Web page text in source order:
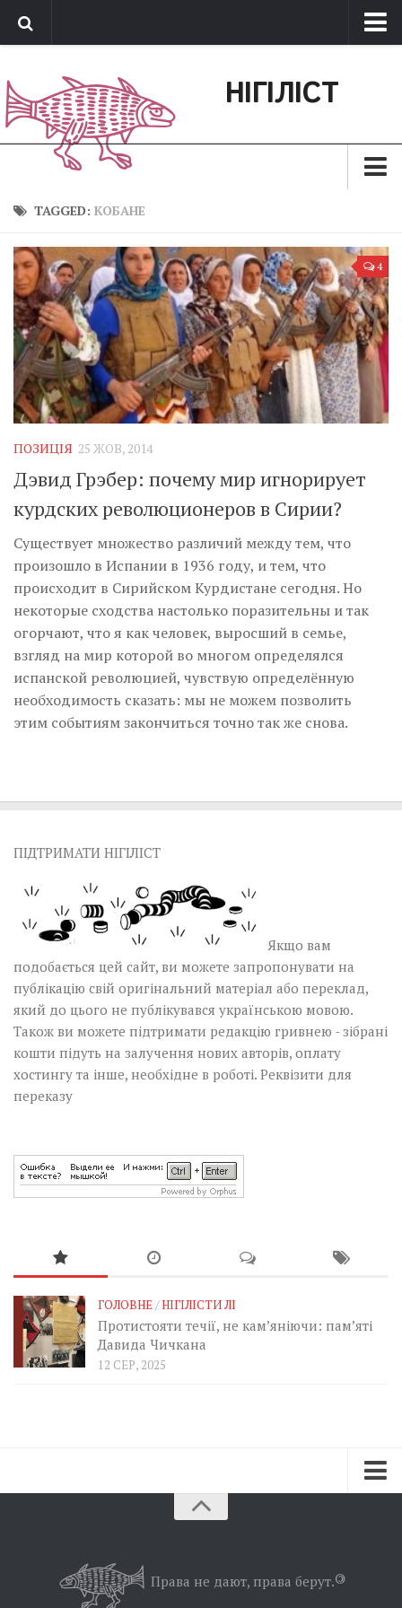
Обратная связь
Поддержать сайт
НІГІЛІСТ
Зараз
Позиція
Дії
Belles lettres
Агітатор
Музика революції
Inter/antinational
TAGGED: КОБАНЕ
4
ПОЗИЦІЯ 25 ЖОВ, 2014
Дэвид Грэбер: почему мир игнорирует
курдских революционеров в Сирии?
Существует множество различий между тем, что
произошло в Испании в 1936 году, и тем, что
происходит в Сирийском Курдистане сегодня. Но
некоторые сходства настолько поразительны и так
огорчают, что я как человек, выросший в семье,
взгляд на мир которой во многом определялся
испанской революцией, чувствую определённую
необходимость сказать: мы не можем позволить
этим событиям закончиться точно так же снова.
ПІДТРИМАТИ НІГІЛІСТ
Якщо вам
подобається цей сайт, ви можете запропонувати на
публікацію свій оригінальний матеріал або переклад,
який до цього не публікувався українською мовою.
Також ви можете підтримати редакцію гривнею - зібрані
кошти підуть на залучення нових авторів, оплату
хостингу та інше, необхідне в роботі. Реквізити для
переказу
ГОЛОВНЕ/НІГІЛІСТИ ЛІ
Протистояти течії, не кам’яніючи: пам’яті
Давида Чичкана
12 СЕР, 2025
Позиція
Права не дают, права берут.©